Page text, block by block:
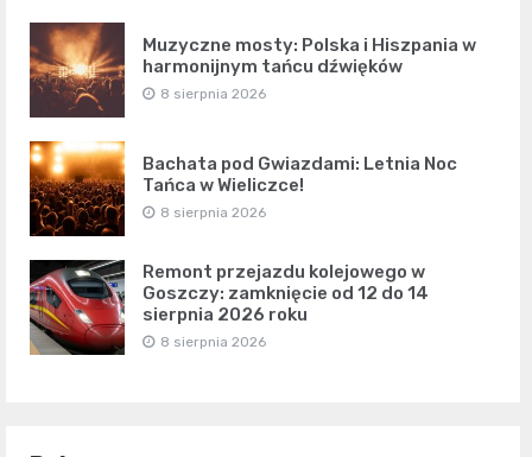
Muzyczne mosty: Polska i Hiszpania w
harmonijnym tańcu dźwięków
8 sierpnia 2026
Bachata pod Gwiazdami: Letnia Noc
Tańca w Wieliczce!
8 sierpnia 2026
Remont przejazdu kolejowego w
Goszczy: zamknięcie od 12 do 14
sierpnia 2026 roku
8 sierpnia 2026